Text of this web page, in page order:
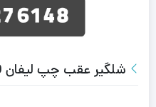
شلگیر عقب چپ لیفان X60